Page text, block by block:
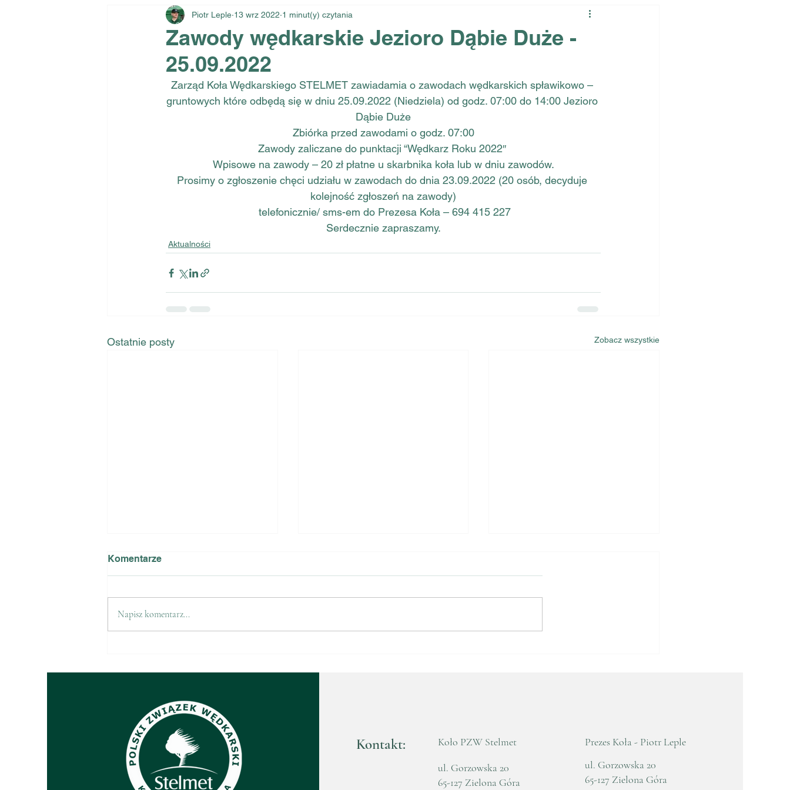
Zawody wędkarskie Jezioro Dąbie Duże -
25.09.2022
Piotr Leple 13 wrz 2022 1 minut(y) czytania
Zarząd Koła Wędkarskiego STELMET zawiadamia o zawodach wędkarskich spławikowo –
gruntowych które odbędą się w dniu 25.09.2022 (Niedziela) od godz. 07:00 do 14:00 Jezioro
Dąbie Duże
Zbiórka przed zawodami o godz. 07:00
Zawody zaliczane do punktacji “Wędkarz Roku 2022″
Wpisowe na zawody – 20 zł płatne u skarbnika koła lub w dniu zawodów.
Prosimy o zgłoszenie chęci udziału w zawodach do dnia 23.09.2022 (20 osób, decyduje
kolejność zgłoszeń na zawody)
telefonicznie/ sms-em do Prezesa Koła – 694 415 227
Serdecznie zapraszamy​​​​​​​​​​​​​​.
Aktualności
Ostatnie posty Zobacz wszystkie
2025
Komentarze
Napisz komentarz...
Kontakt:
Koło PZW Stelmet
ul. Gorzowska 20
65-127 Zielona Góra
Prezes Koła - Piotr Leple
ul. Gorzowska 20
65-127 Zielona Góra